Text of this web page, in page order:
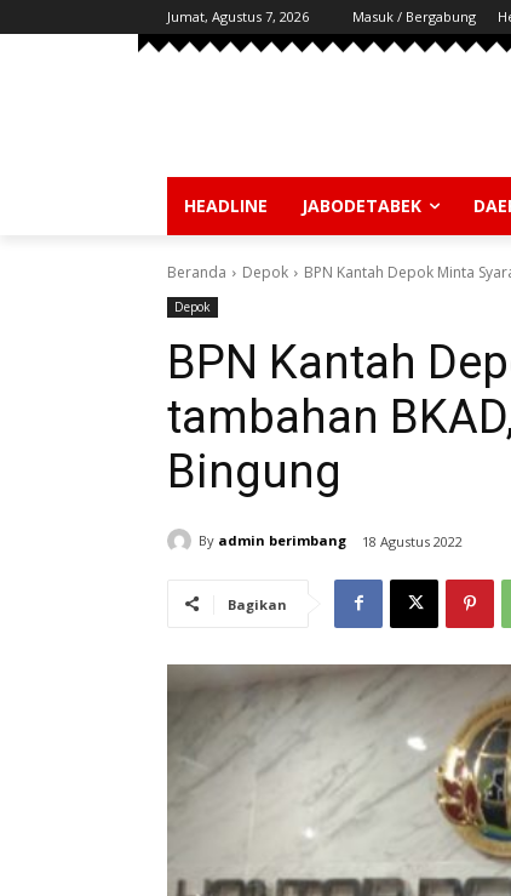
Jumat, Agustus 7, 2026 Masuk / Bergabung
HEADLINE JABODETABEK
Beranda Depok BPN Kantah Depok Minta
Depok
BPN Kantah
tambahan
Bingung
By admin berimbang 18 Agustus 2022
Bagikan